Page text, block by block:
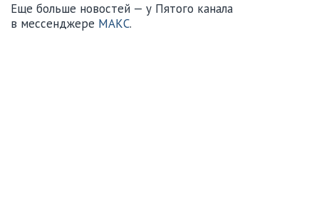
Еще больше новостей — у Пятого канала
в мессенджере МАКС.